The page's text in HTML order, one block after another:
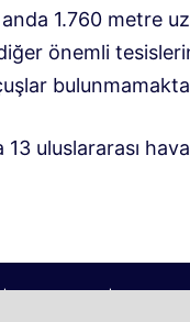
anda 1.760 metre
önemli
13 uluslararası